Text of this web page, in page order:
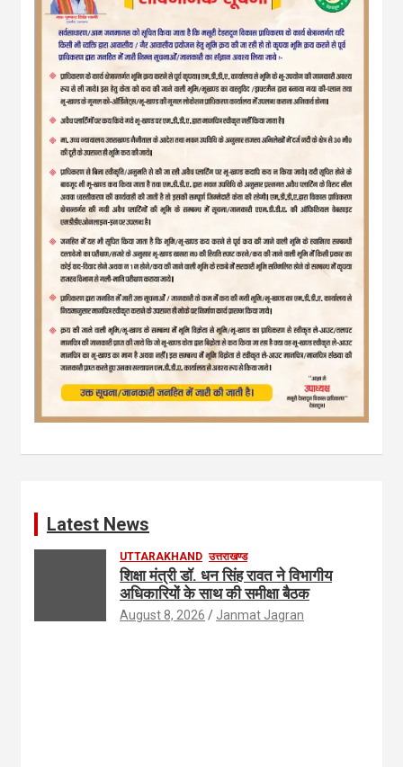
Latest News
UTTARAKHAND उत्तराखण्ड
शिक्षा मंत्री डॉ. धन सिंह रावत ने विभागीय
अधिकारियों के साथ की समीक्षा बैठक
August 8, 2026 Janmat Jagran